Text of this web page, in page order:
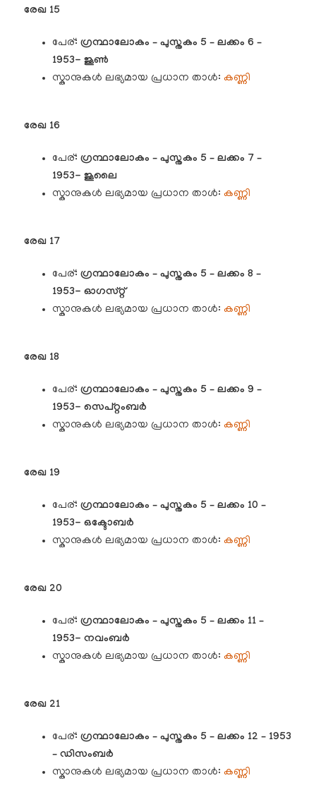
രേഖ 15
പേര്:ഗ്രന്ഥാലോകം – പുസ്തകം 5 – ലക്കം 6 –
1953- ജൂൺ
സ്കാനുകൾ ലഭ്യമായ പ്രധാന താൾ: കണ്ണി
രേഖ 16
പേര്:ഗ്രന്ഥാലോകം – പുസ്തകം 5 – ലക്കം 7 –
1953- ജൂലൈ
സ്കാനുകൾ ലഭ്യമായ പ്രധാന താൾ: കണ്ണി
രേഖ 17
പേര്:ഗ്രന്ഥാലോകം – പുസ്തകം 5 – ലക്കം 8 –
1953- ഓഗസ്റ്റ്
സ്കാനുകൾ ലഭ്യമായ പ്രധാന താൾ: കണ്ണി
രേഖ 18
പേര്:ഗ്രന്ഥാലോകം – പുസ്തകം 5 – ലക്കം 9 –
1953- സെപ്റ്റംബർ
സ്കാനുകൾ ലഭ്യമായ പ്രധാന താൾ: കണ്ണി
രേഖ 19
പേര്:ഗ്രന്ഥാലോകം – പുസ്തകം 5 – ലക്കം 10 –
1953- ഒക്ടോബർ
സ്കാനുകൾ ലഭ്യമായ പ്രധാന താൾ: കണ്ണി
രേഖ 20
പേര്:ഗ്രന്ഥാലോകം – പുസ്തകം 5 – ലക്കം 11 –
1953- നവംബർ
സ്കാനുകൾ ലഭ്യമായ പ്രധാന താൾ: കണ്ണി
രേഖ 21
പേര്:ഗ്രന്ഥാലോകം – പുസ്തകം 5 – ലക്കം 12 – 1953
– ഡിസംബർ
സ്കാനുകൾ ലഭ്യമായ പ്രധാന താൾ: കണ്ണി